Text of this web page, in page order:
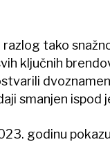
razlog tako
ključnih
smanjen
godinu